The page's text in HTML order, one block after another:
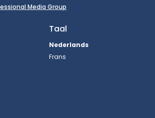
Media Group
Taal
Nederlands
Frans